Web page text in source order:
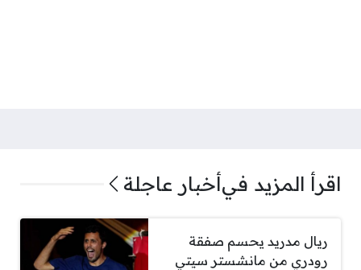
اقرأ المزيد فيأخبار عاجلة
ريال مدريد يحسم صفقة
رودري من مانشستر سيتي